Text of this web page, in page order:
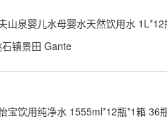
山泉婴儿水母婴水天然饮用水
镇景田 Gante
宝饮用纯净水 1555ml*12瓶*1箱 36